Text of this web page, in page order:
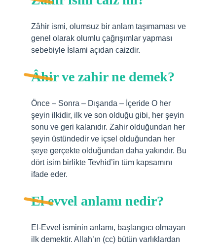
Zâhir ismi, olumsuz bir anlam taşımaması ve
genel olarak olumlu çağrışımlar yapması
sebebiyle İslami açıdan caizdir.
Âhir ve zahir ne demek?
Önce – Sonra – Dışarıda – İçeride O her
şeyin ilkidir, ilk ve son olduğu gibi, her şeyin
sonu ve geri kalanıdır. Zahir olduğundan her
şeyin üstündedir ve içsel olduğundan her
şeye gerçekte olduğundan daha yakındır. Bu
dört isim birlikte Tevhid’in tüm kapsamını
ifade eder.
El evvel anlamı nedir?
El-Evvel isminin anlamı, başlangıcı olmayan
ilk demektir. Allah’ın (cc) bütün varlıklardan